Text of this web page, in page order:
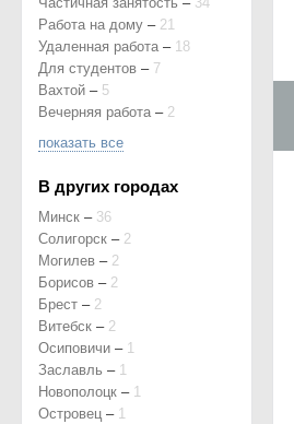
Работа на дому – 21
Удаленная работа – 18
Для студентов – 7
Вахтой – 5
Вечерняя работа – 2
показать все
В других городах
Минск – 36
Солигорск – 2
Могилев – 2
Борисов – 2
Брест – 2
Витебск – 2
Осиповичи – 1
Заславль – 1
Новополоцк – 1
Островец – 1